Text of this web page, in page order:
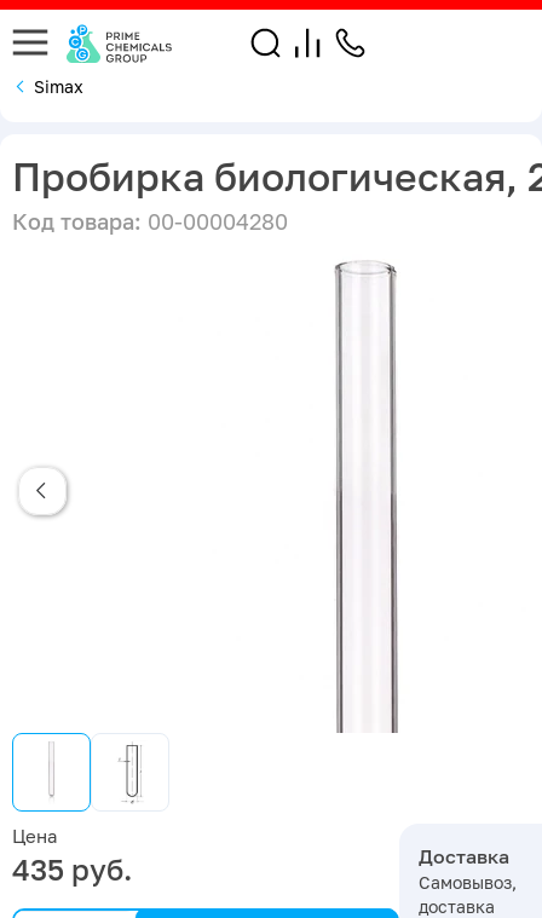
Simax
Пробирка биологическая,
Код товара: 00-00004280
Цена
435 руб. Доставка
Самовывоз,
доставка